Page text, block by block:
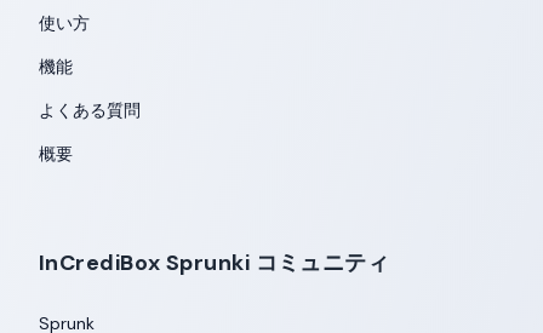
使い方
機能
よくある質問
概要
InCrediBox Sprunki コミュニティ
Sprunk